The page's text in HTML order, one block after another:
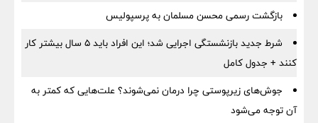
بازگشت رسمی محسن مسلمان به پرسپولیس
شرط جدید بازنشستگی اجرایی شد؛ این افراد باید ۵ سال بیشتر کار
کنند + جدول کامل
جوش‌های زیرپوستی چرا درمان نمی‌شوند؟ علت‌هایی که کمتر به
آن توجه می‌شود